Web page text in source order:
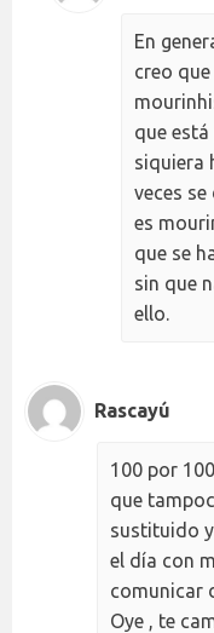
En
creo
que
siquiera
veces
es
que se
sin que
ello.
Rascayú
100 por
que
sustituido
el día con
comunicar
Oye , te